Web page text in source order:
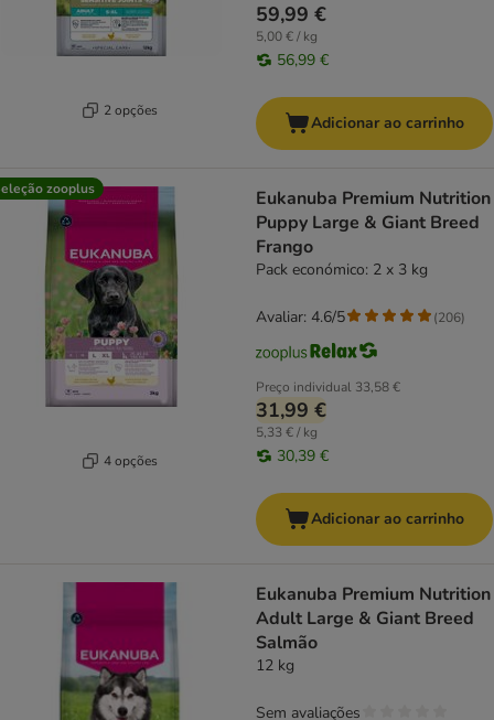
2 opções
59,99 €
5,00 € / kg
56,99 €
Adicionar ao carrinho
zooplus
4 opções
Eukanuba Premium Nutrition
Puppy Large & Giant Breed
Frango
Pack económico: 2 x 3 kg
Preço individual 33,58 €
31,99 €
5,33 € / kg
30,39 €
Avaliar: 4.6/5 (206)
Adicionar ao carrinho
Eukanuba Premium Nutrition
Adult Large & Giant Breed
Salmão
12 kg
Sem avaliações